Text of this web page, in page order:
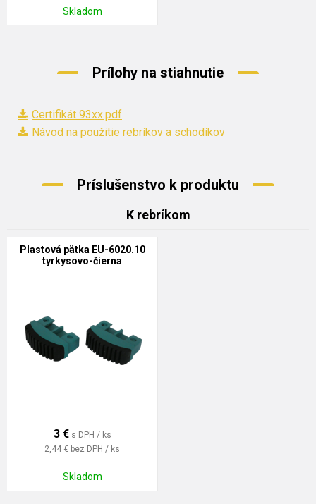
Skladom
Prílohy na stiahnutie
Certifikát 93xx.pdf
Návod na použitie rebríkov a schodíkov
Príslušenstvo k produktu
K rebríkom
Plastová pätka EU-6020.10
tyrkysovo-čierna
3 € s DPH / ks
2,44 € bez DPH / ks
Skladom